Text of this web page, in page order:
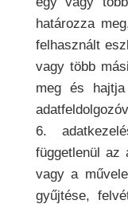
határozza
felhasznált
vagy több
meg és
6.
függetlenül az
vagy a
gyűjtése,